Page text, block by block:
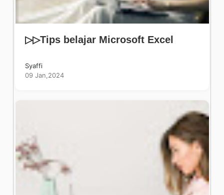
▷▷Tips belajar Microsoft Excel
Syaffi
09 Jan,2024